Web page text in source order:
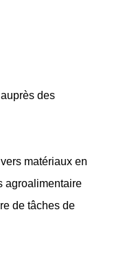
des
matériaux en
agroalimentaire
de tâches de